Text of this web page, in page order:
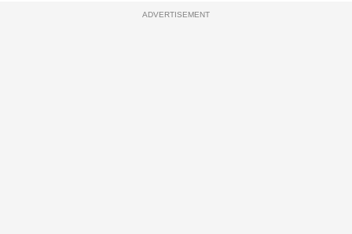
ADVERTISEMENT